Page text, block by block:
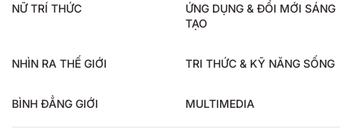
NỮ TRÍ THỨC
ỨNG DỤNG & ĐỔI MỚI SÁNG
TẠO
NHÌN RA THẾ GIỚI TRI THỨC & KỸ NĂNG SỐNG
BÌNH ĐẲNG GIỚI MULTIMEDIA